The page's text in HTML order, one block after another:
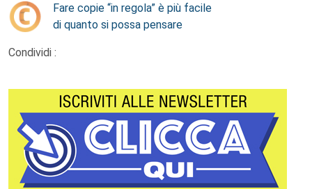
Fare copie “in regola” è più facile
di quanto si possa pensare
Condividi :